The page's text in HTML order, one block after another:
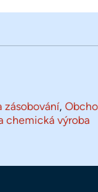
zásobování,
chemická výroba